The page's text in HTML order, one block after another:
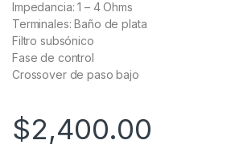
Impedancia: 1 – 4 Ohms
Terminales: Baño de plata
Filtro subsónico
Fase de control
Crossover de paso bajo
$2,400.00